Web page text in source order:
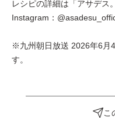
レシピの詳細は「アサデス
Instagram：
※九州朝日放送 2026年6月
す。
こ